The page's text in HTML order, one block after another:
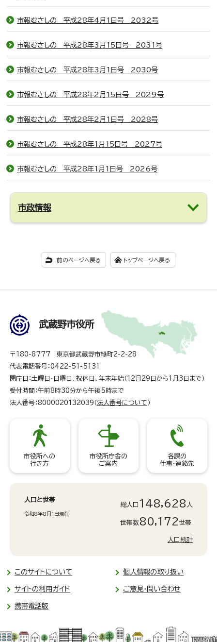
市報むさしの 平成28年4月1日号 2032号
市報むさしの 平成28年3月15日号 2031号
市報むさしの 平成28年3月1日号 2030号
市報むさしの 平成28年2月15日号 2029号
市報むさしの 平成28年2月1日号 2028号
市報むさしの 平成28年1月15日号 2027号
市報むさしの 平成28年1月1日号 2026号
市政情報
前のページへ戻る トップページへ戻る
武蔵野市役所
〒180-8777 東京都武蔵野市緑町2-2-28
代表電話番号：0422-51-5131
閉庁日：土曜日・日曜日、祝休日、年末年始（12月29日から1月3日まで）
受付時間：午前8時30分から午後5時まで
法人番号：8000020132039（ 法人番号について ）
市役所への
行き方
市役所庁舎の
ご案内
各課の
仕事・連絡先
人口と世帯
令和8年8月1日現在
総人口 148,628 人
世帯数80,172世帯
人口統計
このサイトについて 個人情報の取り扱い
サイトの利用ガイド ご意見・問い合わせ
携帯電話版